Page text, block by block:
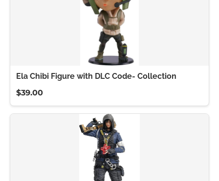
Ela Chibi Figure with DLC Code- Collection
$39.00